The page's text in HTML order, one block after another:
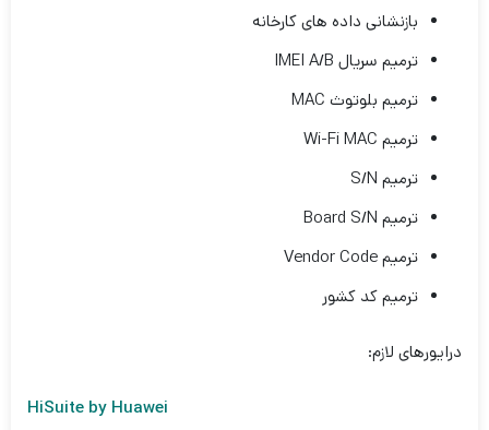
بازنشانی داده های کارخانه
ترمیم سریال IMEI A/B
ترمیم بلوتوث MAC
ترمیم Wi-Fi MAC
ترمیم S/N
ترمیم Board S/N
ترمیم Vendor Code
ترمیم کد کشور
درایورهای لازم:
HiSuite by Huawei